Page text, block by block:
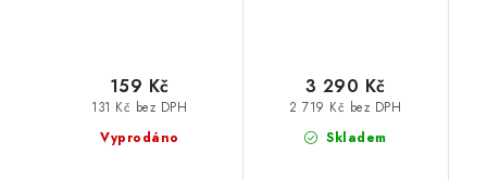
Vyprodáno
131 Kč bez DPH
159 Kč
Skladem
2 719 Kč bez DPH
3 290 Kč